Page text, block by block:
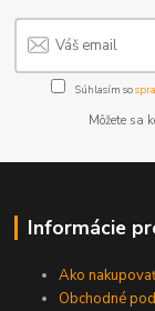
Súhlasím so
Môžete sa
Informácie
Ako
Obchodné